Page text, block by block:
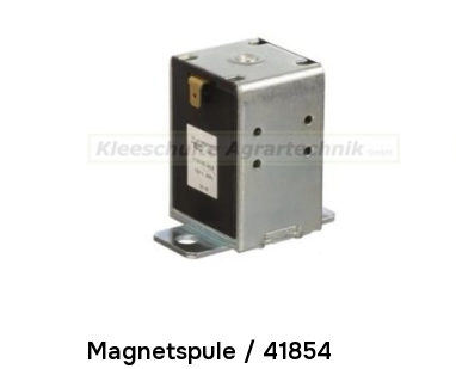
Magnetspule / 41854